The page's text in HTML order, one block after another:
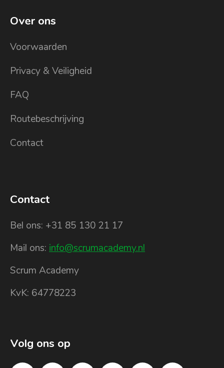
Over ons
Voorwaarden
Privacy & Veiligheid
FAQ
Routebeschrijving
Contact
Contact
Bel ons: +31 85 130 21 17
Mail ons: info@scrumacademy.nl
Scrum Academy
KvK: 64778223
Volg ons op